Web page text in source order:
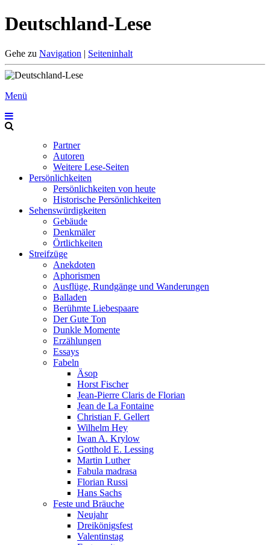
Deutschland-Lese
Gehe zu Navigation | Seiteninhalt
Menü
Partner
Autoren
Weitere Lese-Seiten
Persönlichkeiten
Persönlichkeiten von heute
Historische Persönlichkeiten
Sehenswürdigkeiten
Gebäude
Denkmäler
Örtlichkeiten
Streifzüge
Anekdoten
Aphorismen
Ausflüge, Rundgänge und Wanderungen
Balladen
Berühmte Liebespaare
Der Gute Ton
Dunkle Momente
Erzählungen
Essays
Fabeln
Äsop
Horst Fischer
Jean-Pierre Claris de Florian
Jean de La Fontaine
Christian F. Gellert
Wilhelm Hey
Iwan A. Krylow
Gotthold E. Lessing
Martin Luther
Fabula madrasa
Florian Russi
Hans Sachs
Feste und Bräuche
Neujahr
Dreikönigsfest
Valentinstag